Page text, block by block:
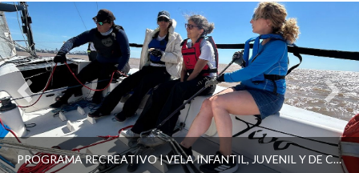
PROGRAMA RECREATIVO | VELA INFANTIL, JUVENIL Y DE CRUCERO 2026